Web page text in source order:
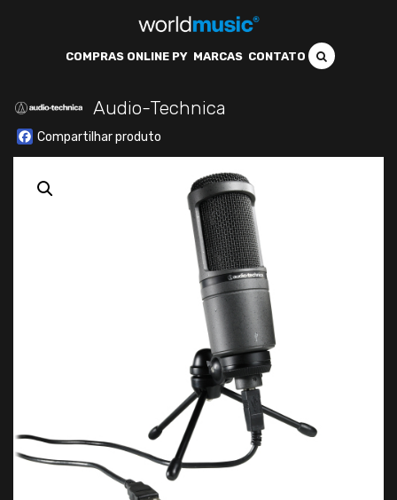
COMPRAS ONLINE PY MARCAS CONTATO
Audio-Technica
Facebook